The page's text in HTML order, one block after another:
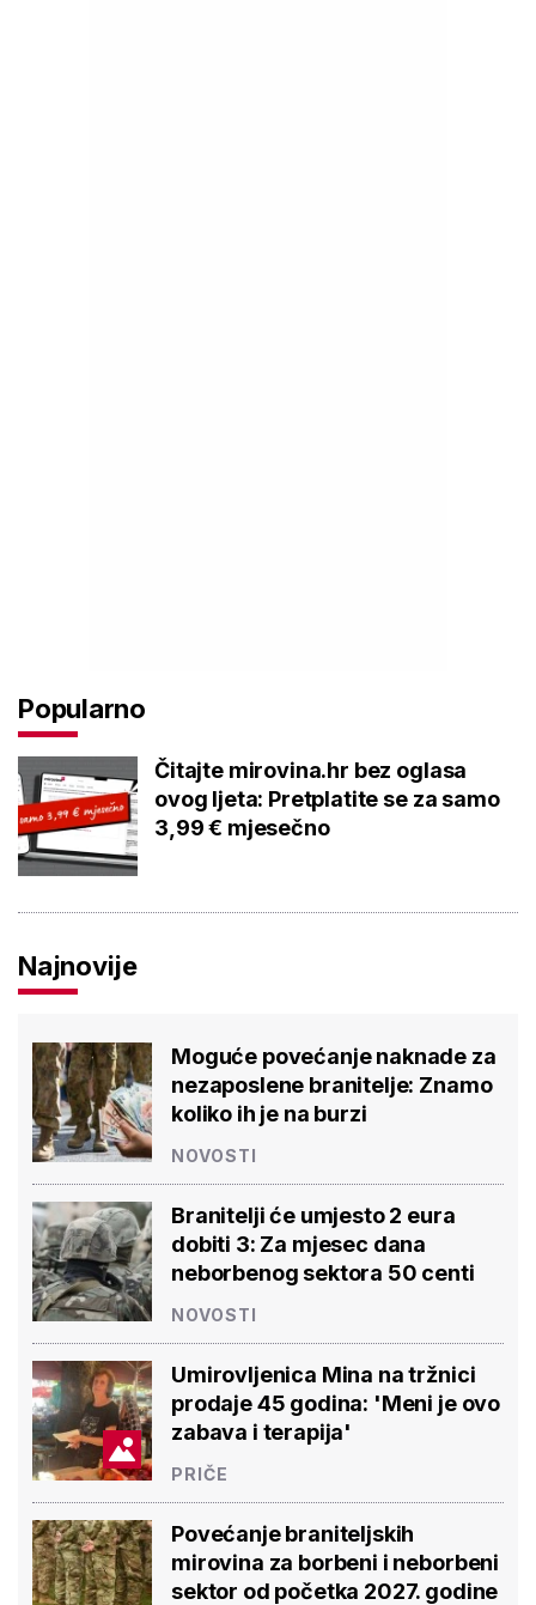
Popularno
Čitajte mirovina.hr bez oglasa
ovog ljeta: Pretplatite se za samo
3,99 € mjesečno
Najnovije
Moguće povećanje naknade za
nezaposlene branitelje: Znamo
koliko ih je na burzi
NOVOSTI
Branitelji će umjesto 2 eura
dobiti 3: Za mjesec dana
neborbenog sektora 50 centi
NOVOSTI
Umirovljenica Mina na tržnici
prodaje 45 godina: 'Meni je ovo
zabava i terapija'
PRIČE
Povećanje braniteljskih
mirovina za borbeni i neborbeni
sektor od početka 2027. godine